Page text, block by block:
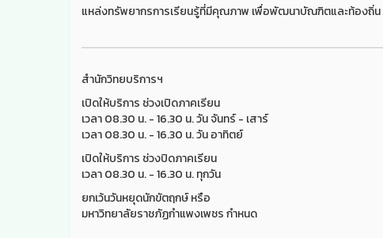
แหล่งทรัพยากรการเรียนรู้ที่มีคุณภาพ เพื่อพัฒนาบัณฑิตและท้องถิ่น
สำนักวิทยบริการฯ
เปิดให้บริการ ช่วงเปิดภาคเรียน
เวลา 08.30 น. - 16.30 น. วัน จันทร์ - เสาร์
เวลา 08.30 น. - 16.30 น. วัน อาทิตย์
เปิดให้บริการ ช่วงปิดภาคเรียน
เวลา 08.30 น. - 16.30 น. ทุกวัน
ยกเว้นวันหยุดนักขัตฤกษ์ หรือ
มหาวิทยาลัยราชภัฏกำแพงเพชร กำหนด